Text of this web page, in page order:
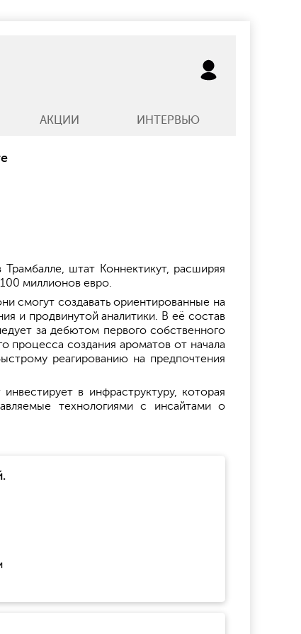
АКЦИИ ИНТЕРВЬЮ
штат Коннектикут, расширяя
миллионов евро.
смогут создавать ориентированные на
и продвинутой аналитики. В её состав
за дебютом первого собственного
процесса создания ароматов от начала
реагированию на предпочтения
в инфраструктуру, которая
технологиями с инсайтами о